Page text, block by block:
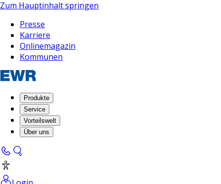
Zum Hauptinhalt springen
Presse
Karriere
Onlinemagazin
Kommunen
Produkte
Service
Vorteilswelt
Über uns